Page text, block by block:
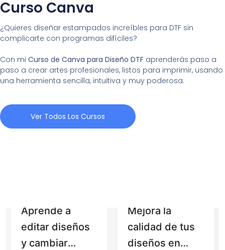
Curso Canva
¿Quieres diseñar estampados increíbles para DTF sin
complicarte con programas difíciles?
Con mi Curso de Canva para Diseño DTF aprenderás paso a
paso a crear artes profesionales, listos para imprimir, usando
una herramienta sencilla, intuitiva y muy poderosa.
Ver Todos Los Cursos
Aprende a
editar diseños
y cambiar
Mejora la
calidad de tus
diseños en